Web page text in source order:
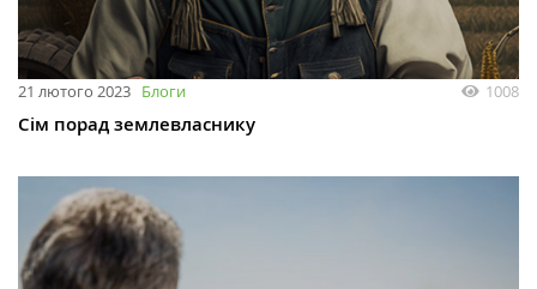
21 лютого 2023 Блоги 1008
Сім порад землевласнику